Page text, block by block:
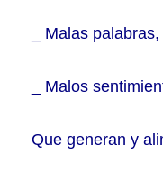
_ Malas palabras,
_ Malos
Que generan y